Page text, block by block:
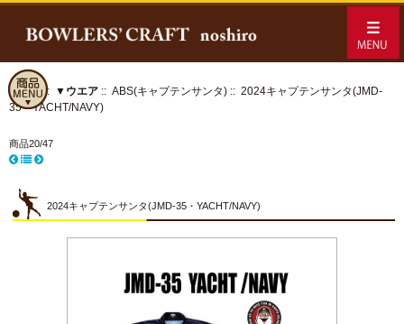
ホーム:: ▼ウエア :: ABS(キャプテンサンタ) :: 2024キャプテンサンタ(JMD-
35・YACHT/NAVY)
商品20/47
2024キャプテンサンタ(JMD-35・YACHT/NAVY)